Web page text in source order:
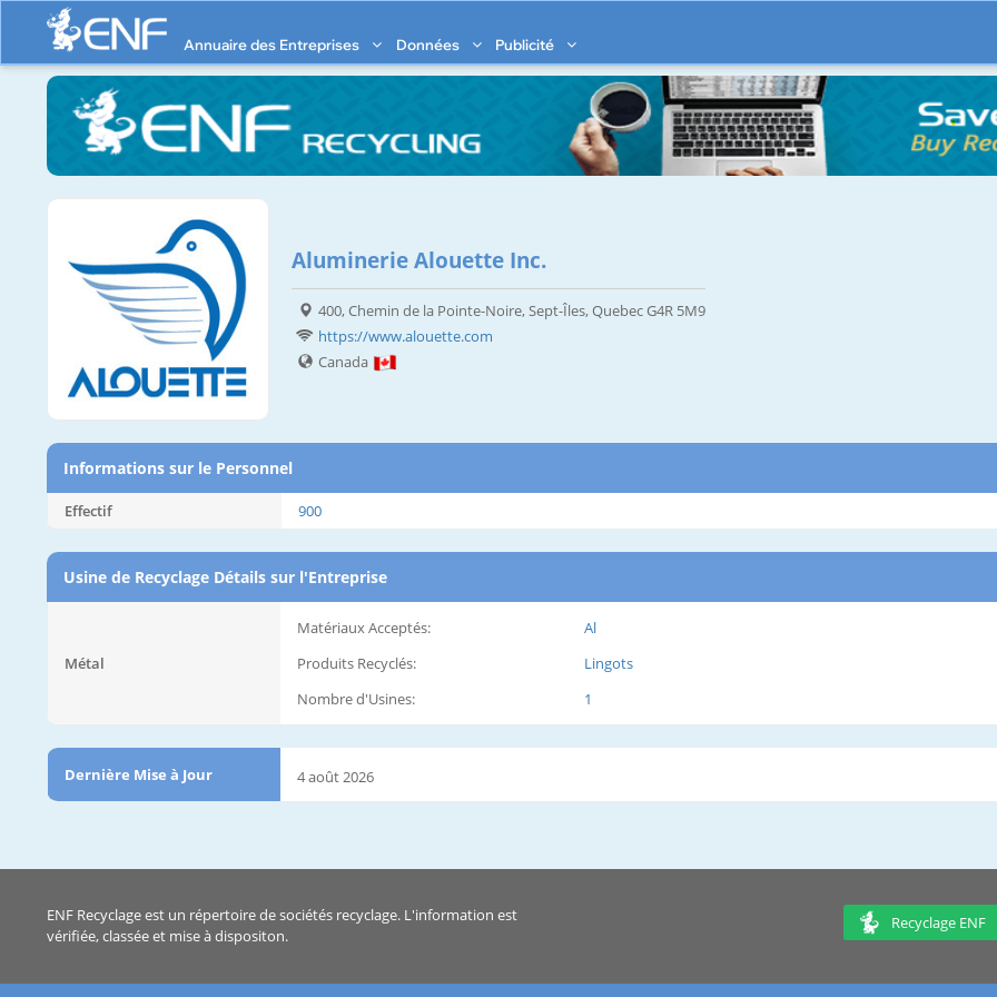
Annuaire des Entreprises Données Publicité
Aluminerie Alouette Inc.
400, Chemin de la Pointe-Noire, Sept-Îles, Quebec G4R 5M9
https://www.alouette.com
Canada
Informations sur le Personnel
Effectif 900
Usine de Recyclage Détails sur l'Entreprise
Métal
Matériaux Acceptés:
Al
Produits Recyclés:
Lingots
Nombre d'Usines:
1
Dernière Mise à Jour 4 août 2026
ENF Recyclage est un répertoire de sociétés recyclage. L'information est
vérifiée, classée et mise à dispositon.
Recyclage ENF